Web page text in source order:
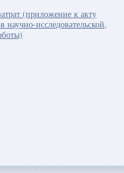
(приложение к акту
научно-исследовательской,